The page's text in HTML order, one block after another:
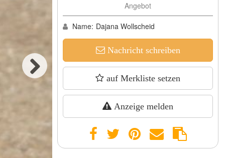
Angebot
Name: Dajana Wollscheid
Nachricht schreiben
auf Merkliste setzen
Anzeige melden